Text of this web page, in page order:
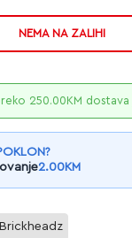
NEMA NA ZALIHI
250.00KM dostava
2.00KM